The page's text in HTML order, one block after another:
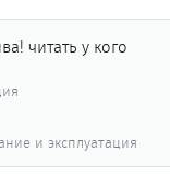
читать у кого
и эксплуатация